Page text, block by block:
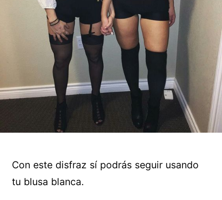
Con este disfraz sí podrás seguir usando
tu blusa blanca.